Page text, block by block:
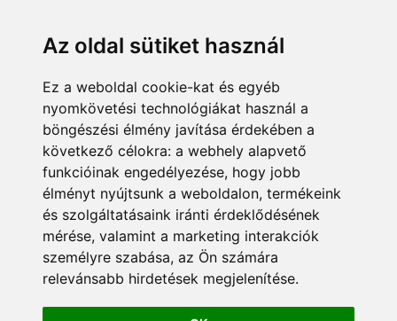
Az oldal sütiket használ
Ez a weboldal cookie-kat és egyéb
nyomkövetési technológiákat használ a
böngészési élmény javítása érdekében a
következő célokra: a webhely alapvető
funkcióinak engedélyezése, hogy jobb
élményt nyújtsunk a weboldalon, termékeink
és szolgáltatásaink iránti érdeklődésének
mérése, valamint a marketing interakciók
személyre szabása, az Ön számára
relevánsabb hirdetések megjelenítése.